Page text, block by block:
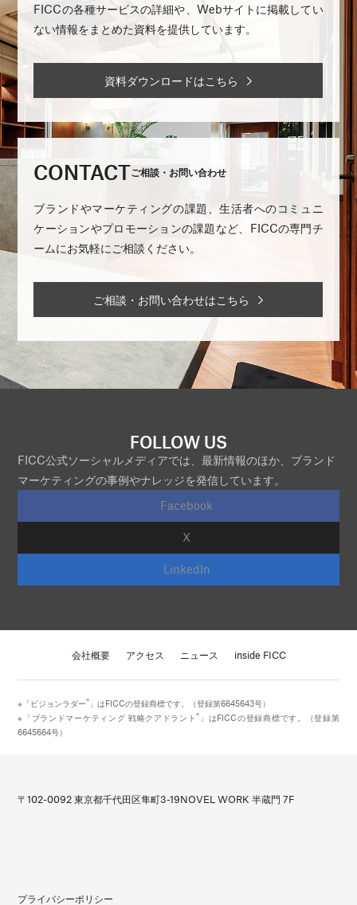
FICCの各種サービスの詳細や、Webサイトに掲載してい
ない情報をまとめた資料を提供しています。
資料ダウンロードはこちら
CONTACTご相談・お問い合わせ
ブランドやマーケティングの課題、生活者へのコミュニ
ケーションやプロモーションの課題など、FICCの専門チ
ームにお気軽にご相談ください。
ご相談・お問い合わせはこちら
FOLLOW US
FICC公式ソーシャルメディアでは、最新情報のほか、ブランド
マーケティングの事例やナレッジを発信しています。
Facebook
X
LinkedIn
会社概要 アクセス ニュース inside FICC
※「ビジョンラダー® 」はFICCの登録商標です。（登録第6645643号）
※「ブランドマーケティング 戦略クアドラント® 」はFICCの登録商標です。（登録第
6645664号）
〒102-0092 東京都千代田区隼町3-19NOVEL WORK 半蔵門 7F
プライバシーポリシー